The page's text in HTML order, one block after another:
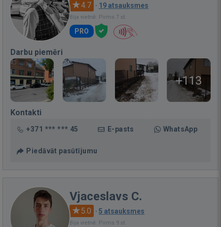
4.7 · 19 atsauksmes
Bija vietnē: Pirms 7 st.
PRO
Darbu piemēri
+113
Kontakti
+371 *** *** 45 E-pasts WhatsApp
Piedāvāt pasūtījumu
Vjaceslavs C.
5.0 · 5 atsauksmes
Bija vietnē: Pirms 9 st.